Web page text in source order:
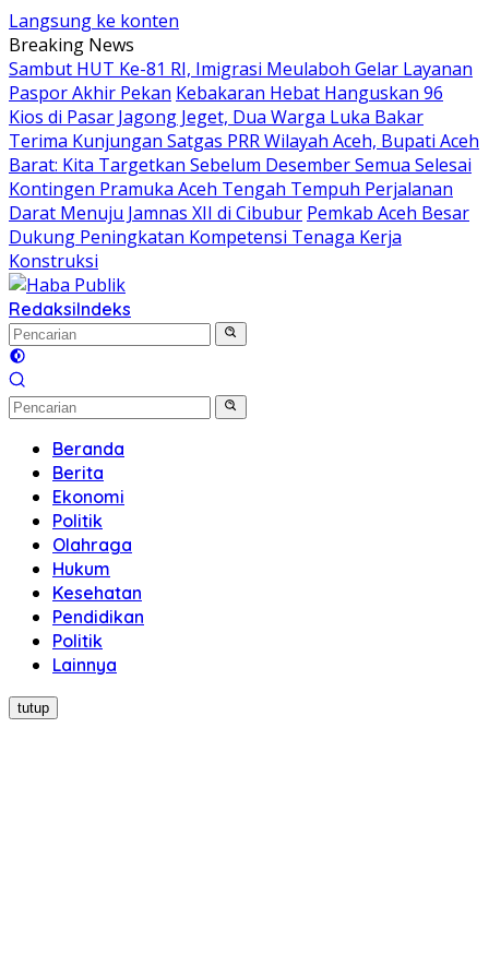
Langsung ke konten
Breaking News
Sambut HUT Ke-81 RI, Imigrasi Meulaboh Gelar Layanan
Paspor Akhir Pekan Kebakaran Hebat Hanguskan 96
Kios di Pasar Jagong Jeget, Dua Warga Luka Bakar
Terima Kunjungan Satgas PRR Wilayah Aceh, Bupati Aceh
Barat: Kita Targetkan Sebelum Desember Semua Selesai
Kontingen Pramuka Aceh Tengah Tempuh Perjalanan
Darat Menuju Jamnas XII di Cibubur Pemkab Aceh Besar
Dukung Peningkatan Kompetensi Tenaga Kerja
Konstruksi
RedaksiIndeks
Beranda
Berita
Ekonomi
Politik
Olahraga
Hukum
Kesehatan
Pendidikan
Politik
Lainnya
tutup